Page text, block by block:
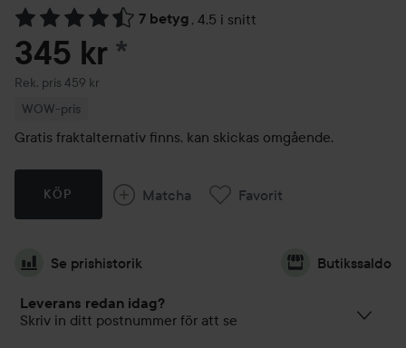
7 betyg , 4.5 i snitt
Hoppa till Betyg & kommentarer
345 kr *
Rek. pris 459 kr
Rekommenderat pris 459 kr
WOW-pris
Gratis fraktalternativ finns, kan skickas omgående.
KÖP Matcha Favorit
Se prishistorik Butikssaldo
Leverans redan idag?
Skriv in ditt postnummer för att se